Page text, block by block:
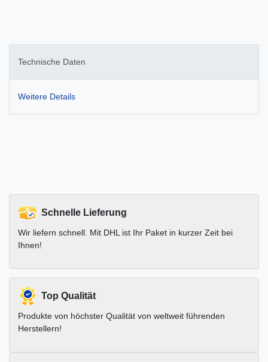
Technische Daten
Weitere Details
Schnelle Lieferung
Wir liefern schnell. Mit DHL ist Ihr Paket in kurzer Zeit bei
Ihnen!
Top Qualität
Produkte von höchster Qualität von weltweit führenden
Herstellern!